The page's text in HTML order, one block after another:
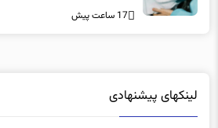
دانلود رایگان نرم افزار